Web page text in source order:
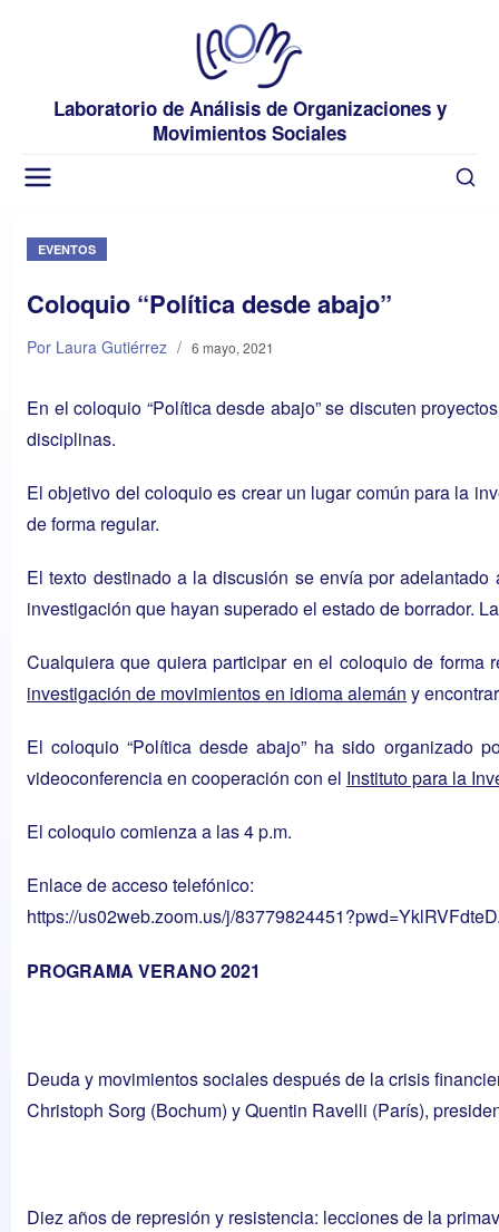
Laboratorio de Análisis de Organizaciones y
Movimientos Sociales
EVENTOS
Coloquio “Política desde abajo”
Por Laura Gutiérrez / 6 mayo, 2021
En el coloquio “Política desde abajo” se discuten
disciplinas.
El objetivo del coloquio es crear un lugar común para la
de forma regular.
El texto destinado a la discusión se envía por
investigación que hayan superado el estado de borrador.
Cualquiera que quiera participar en el coloquio de
investigación de movimientos en idioma alemán y
El coloquio “Política desde abajo” ha sido organizado
videoconferencia en cooperación con el Instituto para la
El coloquio comienza a las 4 p.m.
Enlace de acceso telefónico:
https://us02web.zoom.us/j/
PROGRAMA VERANO 2021
Deuda y movimientos sociales después de la crisis
Christoph Sorg (Bochum) y Quentin Ravelli (París),
Diez años de represión y resistencia: lecciones de la